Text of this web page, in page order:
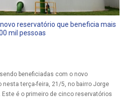
reservatório que beneficia mais
mil pessoas
beneficiadas com o novo
nesta terça-feira, 21/5, no bairro Jorge
é o primeiro de cinco reservatórios